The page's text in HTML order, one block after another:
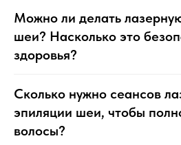
Можно ли делать
шеи? Насколько это
здоровья?
Сколько нужно сеансов
эпиляции шеи, чтобы
волосы?
АДРЕСА
isclinic.ru@yandex.ru
Ленинградский проспект 36с40
Шлюзовая набережная 2А
метро Павелецкая